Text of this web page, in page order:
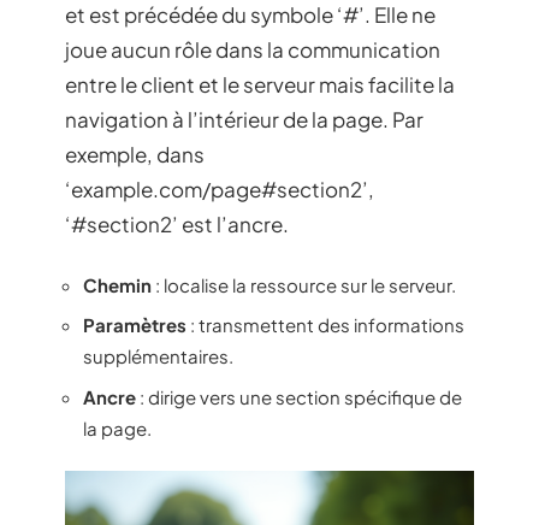
et est précédée du symbole ‘#’. Elle ne
joue aucun rôle dans la communication
entre le client et le serveur mais facilite la
navigation à l’intérieur de la page. Par
exemple, dans
‘example.com/page#section2’,
‘#section2’ est l’ancre.
Chemin : localise la ressource sur le serveur.
Paramètres : transmettent des informations
supplémentaires.
Ancre : dirige vers une section spécifique de
la page.